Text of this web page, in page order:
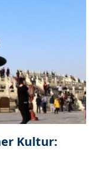
Kultur: